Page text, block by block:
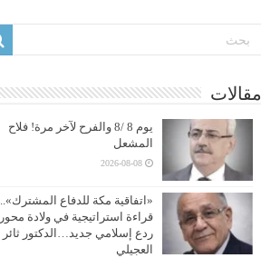
مقالات
يوم 8 /8 والفرح لآخر مرة! فلاح
المشعل
2026-08-08
«اتفاقية مكة للدفاع المشترك»..
قراءة استراتيجية في ولادة محور
ردع إسلامي جديد…الدكتور ثائر
العجيلي